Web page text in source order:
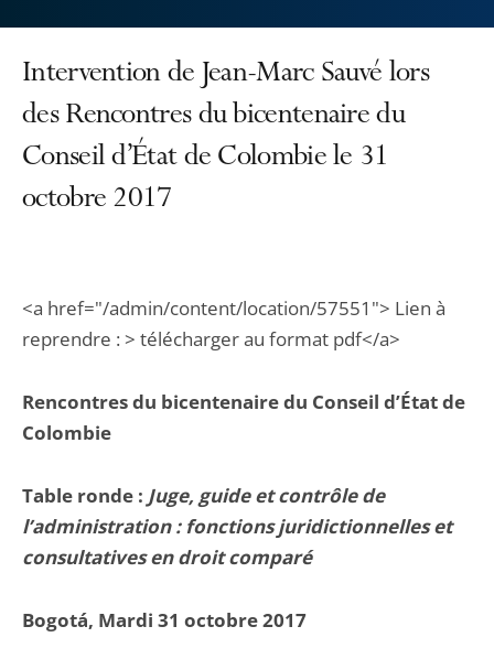
Intervention de Jean-Marc Sauvé lors
des Rencontres du bicentenaire du
Conseil d’État de Colombie le 31
octobre 2017
<a href="/admin/content/location/57551"> Lien à
reprendre : > télécharger au format pdf</a>
Rencontres du bicentenaire du Conseil d’État de
Colombie
Table ronde : Juge, guide et contrôle de
l’administration : fonctions juridictionnelles et
consultatives en droit comparé
Bogotá, Mardi 31 octobre 2017